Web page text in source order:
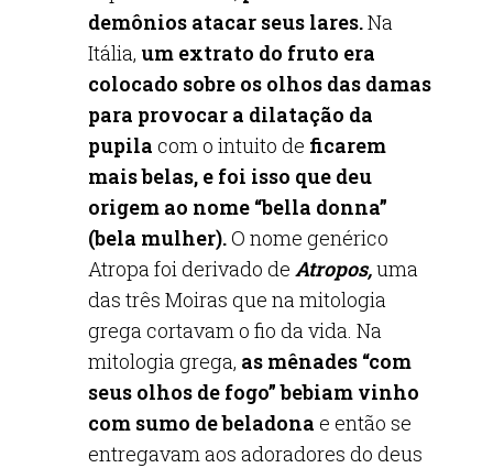
demônios atacar seus lares.Na
Itália, um extrato do fruto era
colocado sobre os olhos das damas
para provocar a dilatação da
pupila com o intuito de ficarem
mais belas, e foi isso que deu
origem ao nome “bella donna”
(bela mulher).O nome genérico
Atropa foi derivado de Atropos,uma
das três Moiras que na mitologia
grega cortavam o fio da vida. Na
mitologia grega, as mênades “com
seus olhos de fogo” bebiam vinho
com sumo de beladona e então se
entregavam aos adoradores do deus